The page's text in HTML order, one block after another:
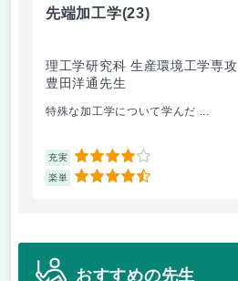
先端加工学(23)
理工学研究科 生産環境工学専攻
豊田洋通先生
特殊な加工学について学んだ ...
充実 4
楽単 4.5
おすすめの先生